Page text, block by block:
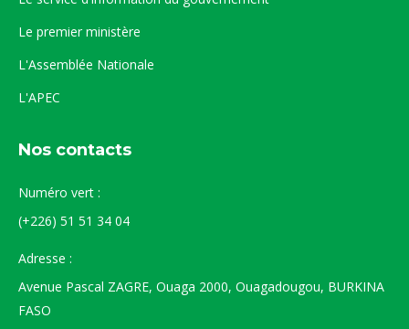
Le premier ministère
L'Assemblée Nationale
L'APEC
Nos contacts
Numéro vert :
(+226) 51 51 34 04
Adresse :
Avenue Pascal ZAGRE, Ouaga 2000, Ouagadougou, BURKINA
FASO